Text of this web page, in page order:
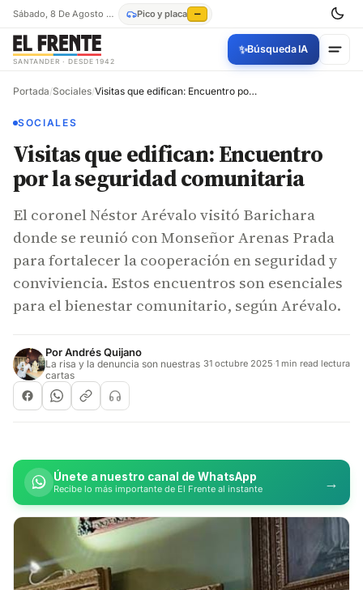
Sábado, 8 De Agosto De 2026 Pico y placa —
SANTANDER · DESDE 1942
✨Búsqueda IA
Portada/Sociales/ Visitas que edifican: Encuentro por la seguridad comunitaria
SOCIALES
Visitas que edifican: Encuentro
por la seguridad comunitaria
El coronel Néstor Arévalo visitó Barichara
donde se reunió con Monseñor Arenas Prada
para fortalecer la cooperación en seguridad y
conviviencia. Estos encuentros son esenciales
para el bienestar comunitario, según Arévalo.
PorAndrés Quijano
La risa y la denuncia son nuestras
cartas
31 octubre 2025·1 min read lectura
Únete a nuestro canal de WhatsApp
Recibe lo más importante de El Frente al instante →